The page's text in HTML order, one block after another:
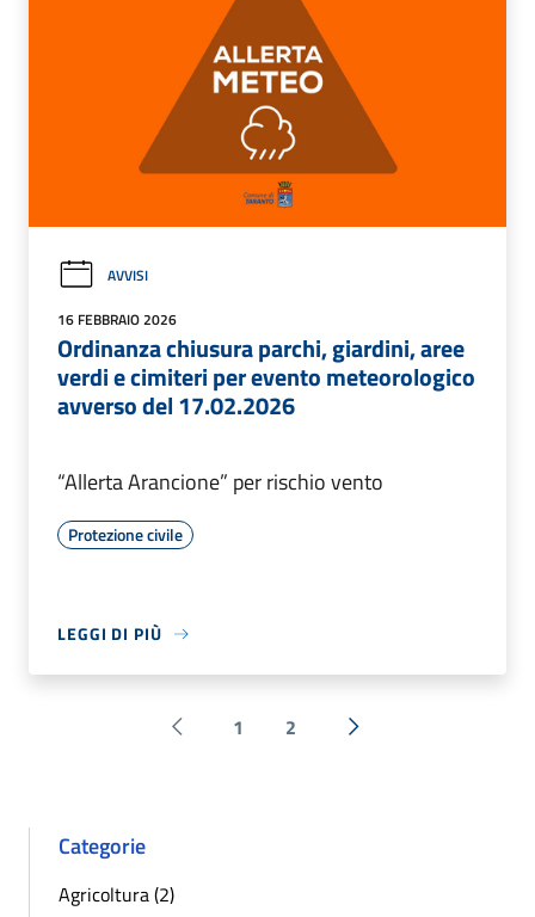
AVVISI
16 FEBBRAIO 2026
Ordinanza chiusura parchi, giardini, aree
verdi e cimiteri per evento meteorologico
avverso del 17.02.2026
“Allerta Arancione” per rischio vento
Protezione civile
LEGGI DI PIÙ
Pagina precedente
1 2 Successiva »
Categorie
Agricoltura (2)